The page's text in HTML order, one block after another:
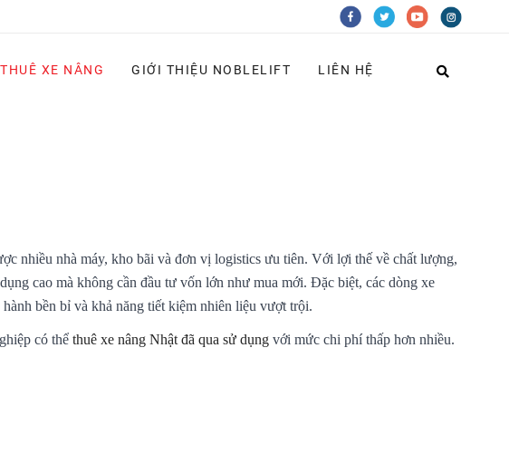
XE NÂNG GIỚI THIỆU NOBLELIFT LIÊN HỆ
nhiều nhà máy, kho bãi và đơn vị logistics ưu tiên. Với lợi thế về chất lượng,
cao mà không cần đầu tư vốn lớn như mua mới. Đặc biệt, các dòng xe
bền bỉ và khả năng tiết kiệm nhiên liệu vượt trội.
có thể thuê xe nâng Nhật đã qua sử dụngvới mức chi phí thấp hơn nhiều.